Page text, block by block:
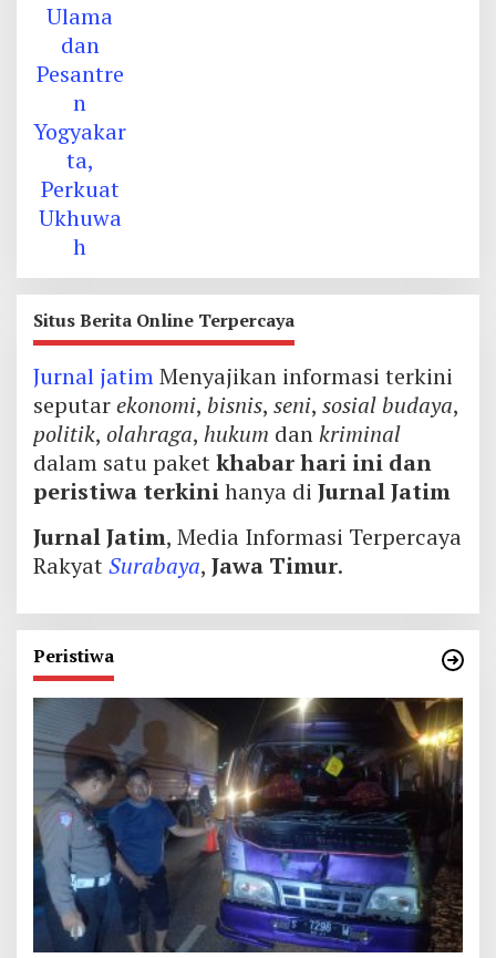
Situs Berita Online Terpercaya
Jurnal jatimMenyajikan informasi terkini
seputarekonomi, bisnis, seni, sosial budaya,
politik, olahraga, hukum dankriminal
dalam satu paketkhabar hari ini dan
peristiwa terkinihanya di Jurnal Jatim
Jurnal Jatim, Media Informasi Terpercaya
RakyatSurabaya, Jawa Timur.
Peristiwa